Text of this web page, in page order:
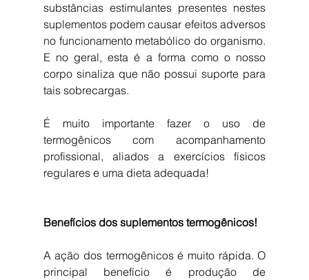
substâncias estimulantes presentes nestes
suplementos podem causar efeitos adversos
no funcionamento metabólico do organismo.
E no geral, esta é a forma como o nosso
corpo sinaliza que não possui suporte para
tais sobrecargas.
É muito importante fazer o uso de
termogênicos com acompanhamento
profissional, aliados a exercícios físicos
regulares e uma dieta adequada!
Benefícios dos suplementos termogênicos!
A ação dos termogênicos é muito rápida. O
principal benefício é produção de